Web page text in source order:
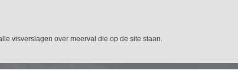
visverslagen over meerval die op de site staan.